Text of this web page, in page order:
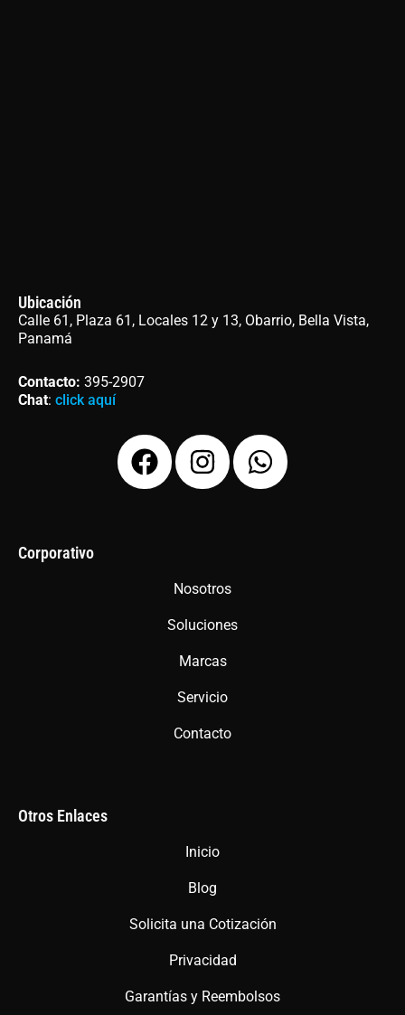
Ubicación
Calle 61, Plaza 61, Locales 12 y 13, Obarrio, Bella Vista,
Panamá
Contacto: 395-2907
Chat: click aquí
F
a
I
n
g
a
m
W
h
Corporativo
Nosotros
Soluciones
Marcas
Servicio
Contacto
Otros Enlaces
Inicio
Blog
Solicita una Cotización
Privacidad
Garantías y Reembolsos